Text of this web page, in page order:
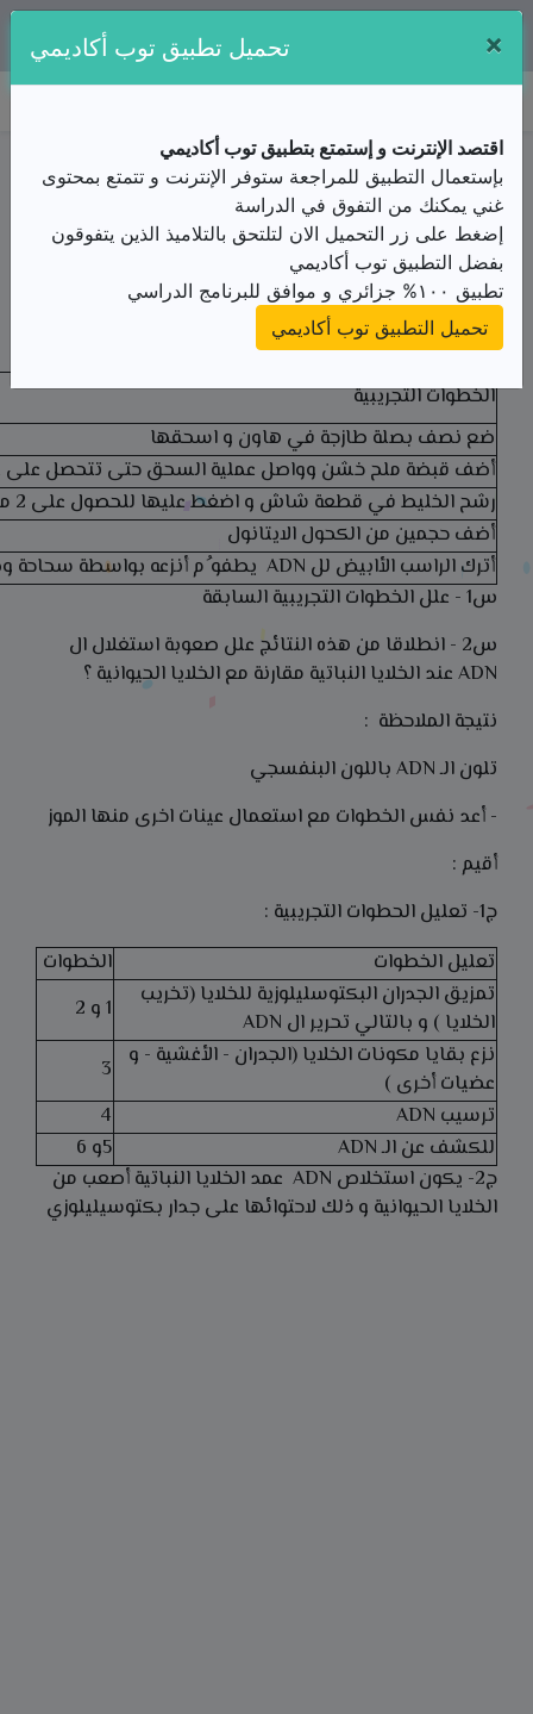
ملخص الدرس / الثآنية ثانوي/علوم الطبيعة و الحياة/
وحدة الكائنات الحية/الوحدة البنيوية ADN
الملخص
من الأستاذ(ة) جبار محمد
استخلاص الـ ADN
التجربة :
الخطوات التجريبية
ضع نصف بصلة طازجة في هاون و اسحقها
أضف قبضة ملح خشن وواصل عملية السحق حتى تتحصل على
رشح الخليط في قطعة شاش و اضغط عليها للحصول على 2 ملل من الرشاحة
أضف حجمين من الكحول الايتانول
أترك الراسب الأابيض لل ADN يطفو ُم أنزعه بواسطة سحاحة وضعه في زجاجة ساعة
س1 - علل الخطوات التجريبية السابقة
س2 - انطلاقا من هذه النتائج علل صعوبة استغلال ال
ADN عند الخلايا النباتية مقارنة مع الخلايا الحيوانية ؟
نتيجة الملاحظة :
تلون الـ ADN باللون البنفسجي
- أعد نفس الخطوات مع استعمال عينات اخرى منها الموز
أقيم :
ج1- تعليل الحطوات التجريبية :
تعليل الخطوات
الخطوات
تمزيق الجدران البكتوسليلوزية للخلايا (تخريب
الخلايا ) و بالتالي تحرير ال ADN
1 و 2
نزع بقايا مكونات الخلايا (الجدران - الأغشية - و
عضيات أخرى )
3
ترسيب ADN
4
للكشف عن الـ ADN
5و 6
ج2- يكون استخلاص ADN عمد الخلايا النباتية أصعب من
الخلايا الحيوانية و ذلك لاحتوائها على جدار بكتوسيليلوزي
تحميل تطبيق توب أكاديمي ×
اقتصد الإنترنت و إستمتع بتطبيق توب أكاديمي
بإستعمال التطبيق للمراجعة ستوفر الإنترنت و تتمتع بمحتوى
غني يمكنك من التفوق في الدراسة
إضغط على زر التحميل الان لتلتحق بالتلاميذ الذين يتفوقون
بفضل التطبيق توب أكاديمي
تطبيق ١٠٠% جزائري و موافق للبرنامج الدراسي
تحميل التطبيق توب أكاديمي